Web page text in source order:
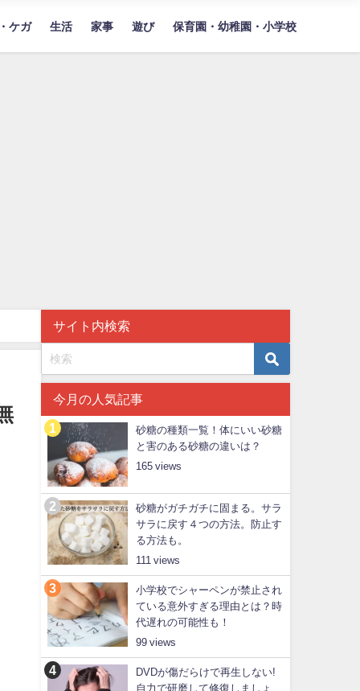
ケガ 生活 家事 遊び 保育園・幼稚園・小学校
サイト内検索
今月の人気記事
砂糖の種類一覧！体にいい砂糖
と害のある砂糖の違いは？
165
砂糖がガチガチに固まる。サラ
サラに戻す４つの方法。防止す
る方法も。
111
小学校でシャーペンが禁止され
ている意外すぎる理由とは？時
代遅れの可能性も！
99
DVDが傷だらけで再生しない!
自力で研磨して修復しましょ